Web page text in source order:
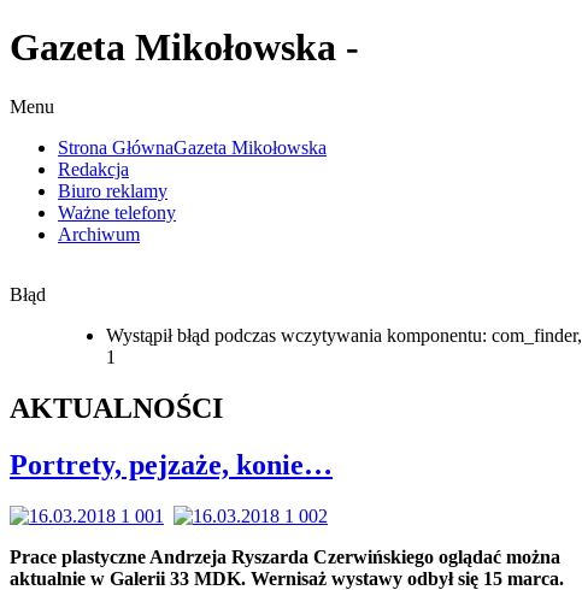
Gazeta Mikołowska -
Menu
Strona GłównaGazeta Mikołowska
Redakcja
Biuro reklamy
Ważne telefony
Archiwum
Błąd
Wystąpił błąd podczas wczytywania komponentu: com_finder,
1
AKTUALNOŚCI
Portrety, pejzaże, konie…
Prace plastyczne Andrzeja Ryszarda Czerwińskiego oglądać można
aktualnie w Galerii 33 MDK. Wernisaż wystawy odbył się 15 marca.